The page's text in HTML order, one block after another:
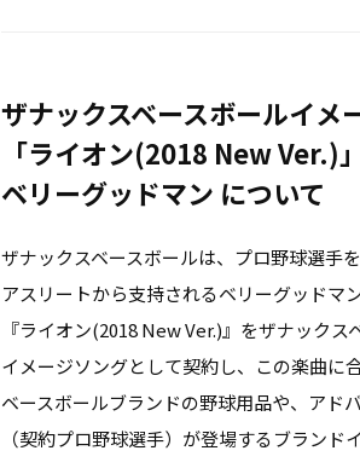
ザナックスベースボールイメ
「ライオン(2018 New Ver.)
ベリーグッドマン について
ザナックスベースボールは、プロ野球選手
アスリートから支持されるベリーグッドマ
『ライオン(2018 New Ver.)』をザナック
イメージソングとして契約し、この楽曲に
ベースボールブランドの野球用品や、アド
（契約プロ野球選手）が登場するブランド